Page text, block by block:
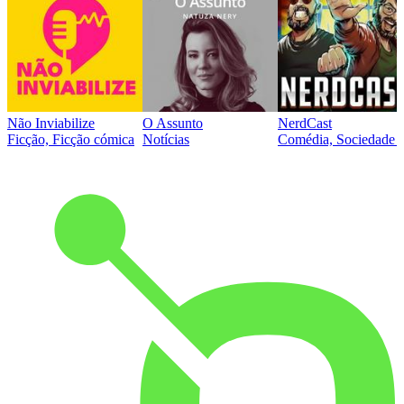
Não Inviabilize
Ficção, Ficção cómica
O Assunto
Notícias
NerdCast
Comédia, Sociedade